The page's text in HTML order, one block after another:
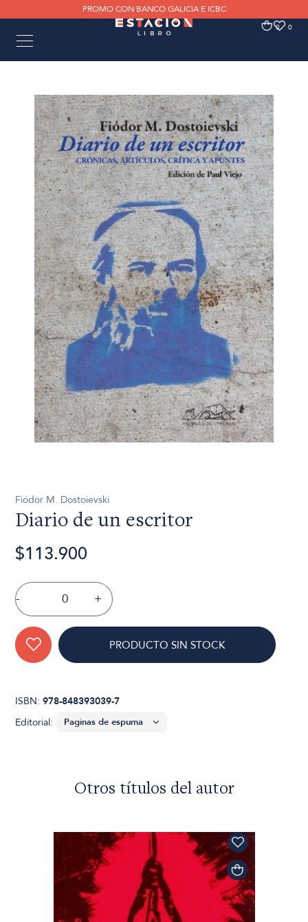
PROMO CON BANCO GALICIA E ICBC
0 0
Fiódor M. Dostoievski
Diario de un escritor
$113.900
- +
PRODUCTO SIN STOCK
ISBN:978-848393039-7
Editorial:
Otros títulos del autor